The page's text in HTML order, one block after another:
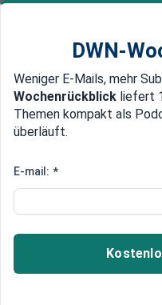
Newsticker MEIN
Edelmetalle
„Putin
stürzen will
Die US-Diplomatin
Biden eine wichtige
DWN-
Weniger E-Mails, mehr
Wochenrückblick liefert
Themen kompakt als
überläuft.
E-mail: *